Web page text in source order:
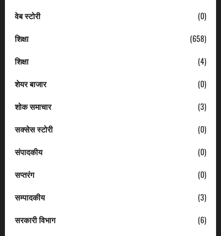
वेब स्टोरी
(0)
शिक्षा
(658)
शिक्षा
(4)
शेयर बाजार
(0)
शोक समाचार
(3)
सक्सेस स्टोरी
(0)
संपादकीय
(0)
सप्तरंग
(0)
सम्पादकीय
(3)
सरकारी विभाग
(6)